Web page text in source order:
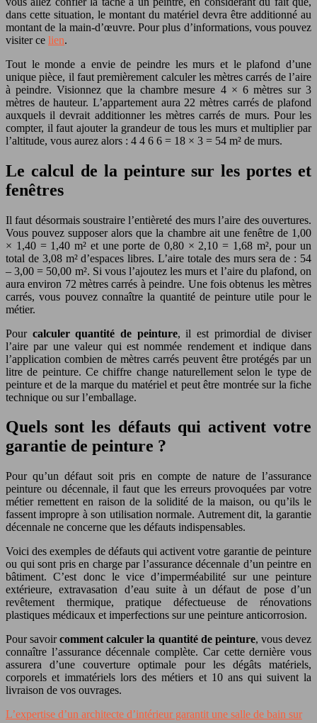
dans cette situation, le montant du matériel devra être additionné au
montant de la main-d’œuvre. Pour plus d’informations, vous pouvez
visiter ce lien.
Tout le monde a envie de peindre les murs et le plafond d’une
unique pièce, il faut premièrement calculer les mètres carrés de l’aire
à peindre. Visionnez que la chambre mesure 4 × 6 mètres sur 3
mètres de hauteur. L’appartement aura 22 mètres carrés de plafond
auxquels il devrait additionner les mètres carrés de murs. Pour les
compter, il faut ajouter la grandeur de tous les murs et multiplier par
l’altitude, vous aurez alors : 4 4 6 6 = 18 × 3 = 54 m² de murs.
Le calcul de la peinture sur les portes et
fenêtres
Il faut désormais soustraire l’entièreté des murs l’aire des ouvertures.
Vous pouvez supposer alors que la chambre ait une fenêtre de 1,00
× 1,40 = 1,40 m² et une porte de 0,80 × 2,10 = 1,68 m², pour un
total de 3,08 m² d’espaces libres. L’aire totale des murs sera de : 54
– 3,00 = 50,00 m². Si vous l’ajoutez les murs et l’aire du plafond, on
aura environ 72 mètres carrés à peindre. Une fois obtenus les mètres
carrés, vous pouvez connaître la quantité de peinture utile pour le
métier.
Pour calculer quantité de peinture, il est primordial de diviser
l’aire par une valeur qui est nommée rendement et indique dans
l’application combien de mètres carrés peuvent être protégés par un
litre de peinture. Ce chiffre change naturellement selon le type de
peinture et de la marque du matériel et peut être montrée sur la fiche
technique ou sur l’emballage.
Quels sont les défauts qui activent votre
garantie de peinture ?
Pour qu’un défaut soit pris en compte de nature de l’assurance
peinture ou décennale, il faut que les erreurs provoquées par votre
métier remettent en raison de la solidité de la maison, ou qu’ils le
fassent impropre à son utilisation normale. Autrement dit, la garantie
décennale ne concerne que les défauts indispensables.
Voici des exemples de défauts qui activent votre garantie de peinture
ou qui sont pris en charge par l’assurance décennale d’un peintre en
bâtiment. C’est donc le vice d’imperméabilité sur une peinture
extérieure, extravasation d’eau suite à un défaut de pose d’un
revêtement thermique, pratique défectueuse de rénovations
plastiques médicaux et imperfections sur une peinture anticorrosion.
Pour savoircomment calculer la quantité de peinture, vous devez
connaître l’assurance décennale complète. Car cette dernière vous
assurera d’une couverture optimale pour les dégâts matériels,
corporels et immatériels lors des métiers et 10 ans qui suivent la
livraison de vos ouvrages.
L’expertise d’un architecte d’intérieur garantit une salle de bain sur